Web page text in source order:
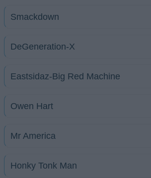
Smackdown
DeGeneration-X
Eastsidaz-Big Red Machine
Owen Hart
Mr America
Honky Tonk Man